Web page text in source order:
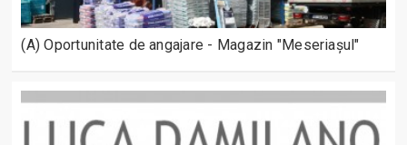
(A) Oportunitate de angajare - Magazin "Meseriașul"